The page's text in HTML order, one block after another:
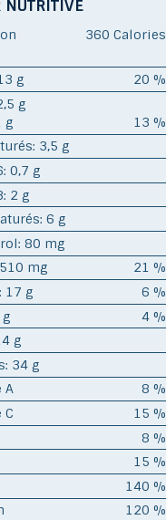
NUTRITIVE
360 Calories
20 %
g
g
13 %
g
3,5 g
0,7 g
2 g
6 g
80 mg
21 %
mg
6 %
17 g
4 %
g
34 g
8 %
A
15 %
C
8 %
15 %
140 %
120 %